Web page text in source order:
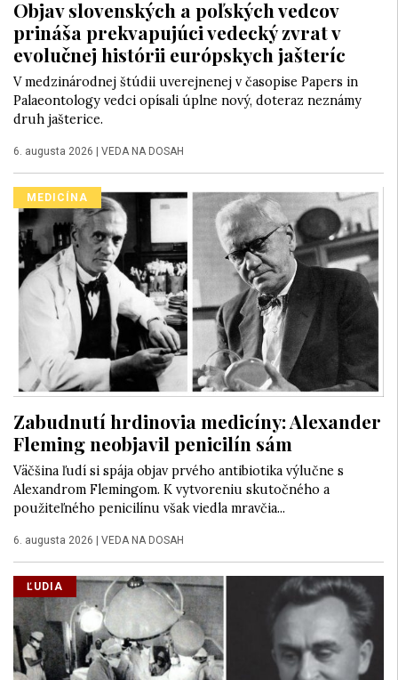
Objav slovenských a poľských vedcov
prináša prekvapujúci vedecký zvrat v
evolučnej histórii európskych jašteríc
V medzinárodnej štúdii uverejnenej v časopise Papers in
Palaeontology vedci opísali úplne nový, doteraz neznámy
druh jašterice.
6. augusta 2026 | VEDA NA DOSAH
MEDICÍNA
Zabudnutí hrdinovia medicíny: Alexander
Fleming neobjavil penicilín sám
Väčšina ľudí si spája objav prvého antibiotika výlučne s
Alexandrom Flemingom. K vytvoreniu skutočného a
použiteľného penicilínu však viedla mravčia...
6. augusta 2026 | VEDA NA DOSAH
ĽUDIA